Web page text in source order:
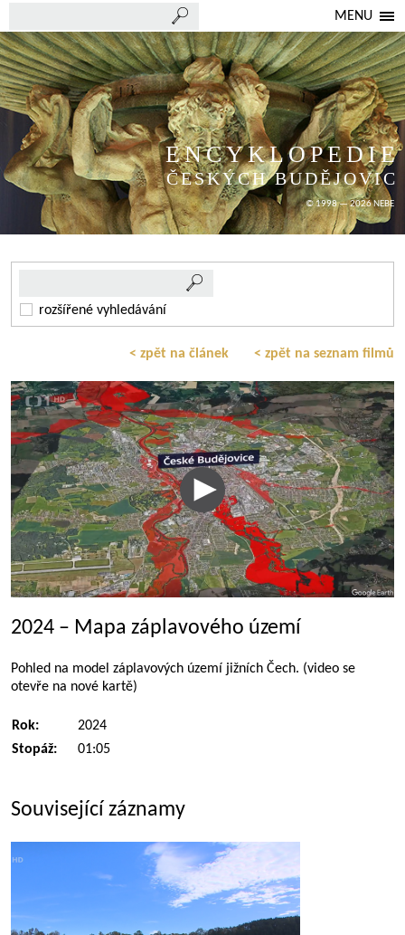
MENU
ENCYKLOPEDIE
ČESKÝCH BUDĚJOVIC
© 1998 — 2026 NEBE
rozšířené vyhledávání
< zpět na článek < zpět na seznam filmů
2024 – Mapa záplavového území
Pohled na model záplavových území jižních Čech. (video se
otevře na nové kartě)
Rok:
2024
Stopáž:
01:05
Související záznamy